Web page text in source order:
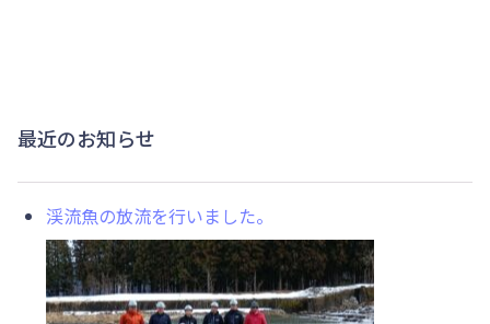
最近のお知らせ
渓流魚の放流を行いました。